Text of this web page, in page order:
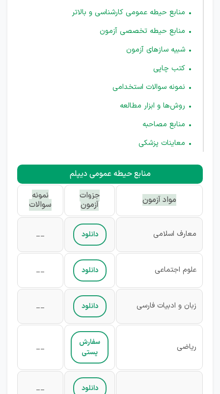
منابع حیطه عمومی کارشناسی و بالاتر
منابع حیطه تخصصی آزمون
شبیه سازهای آزمون
کتب چاپی
نمونه سوالات استخدامی
روش‌ها و ابزار مطالعه
منابع مصاحبه
معاینات پزشکی
منابع حیطه عمومی دیپلم
مواد آزمون جزوات
آزمون
نمونه
سوالات
معارف اسلامی دانلود __
علوم اجتماعی دانلود __
زبان و ادبیات فارسی دانلود __
ریاضی
سفارش
پستی
__
دانلود __